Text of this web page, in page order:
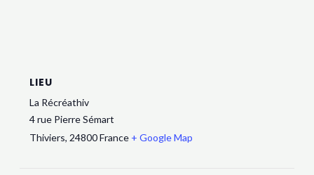
LIEU
La Récréathiv
4 rue Pierre Sémart
Thiviers, 24800 France + Google Map